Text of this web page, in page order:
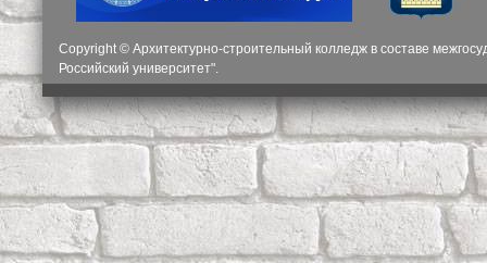
Copyright © Архитектурно-строительный колледж в составе
Российский университет".